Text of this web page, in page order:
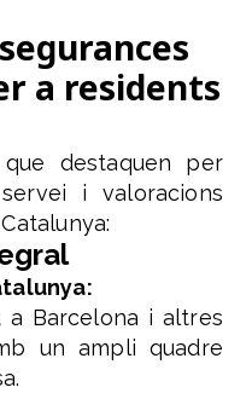
a residents
destaquen per
i valoracions
Barcelona i altres
un ampli quadre